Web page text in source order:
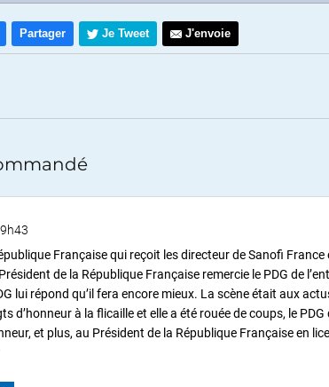
Partager Je Tweet J'envoie
Française qui reçoit les directeur de Sanofi
de la République Française remercie le PDG de
lui répond qu’il fera encore mieux. La scène était aux
d’honneur à la flicaille et elle a été rouée de coups, le
et plus, au Président de la République Française en